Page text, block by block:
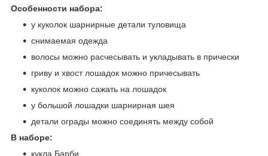
Особенности набора:
у куколок шарнирные детали туловища
снимаемая одежда
волосы можно расчесывать и укладывать в прически
гриву и хвост лошадок можно причесывать
куколок можно сажать на лошадок
у большой лошадки шарнирная шея
детали ограды можно соединять между собой
В наборе:
кукла Барби